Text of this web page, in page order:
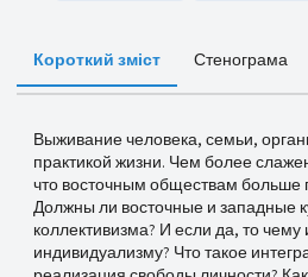
Короткий зміст Стенограма
Выживание человека, семьи,
практикой жизни. Чем более
что восточным обществам больше
Должны ли восточные и западные
коллективизма? И если да, то
индивидуализму? Что такое